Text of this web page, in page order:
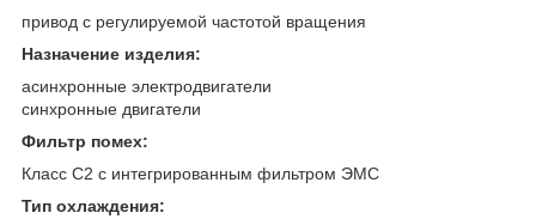
привод с регулируемой частотой вращения
Назначение изделия:
асинхронные электродвигатели
синхронные двигатели
Фильтр помех:
Класс C2 с интегрированным фильтром ЭМС
Тип охлаждения: